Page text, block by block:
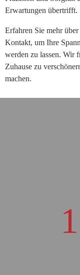
Erwartungen übertrifft.
Erfahren Sie mehr
Kontakt, um Ihre
werden zu lassen. Wir
Zuhause zu
machen.